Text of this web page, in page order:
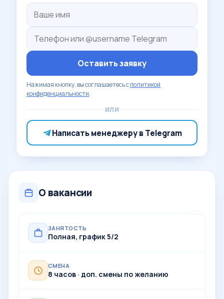
Оставить заявку
Нажимая кнопку, вы соглашаетесь сполитикой
конфиденциальности.
ИЛИ
Написать менеджеру в Telegram
О вакансии
ЗАНЯТОСТЬ
Полная, график 5/2
СМЕНА
8 часов · доп. смены по желанию